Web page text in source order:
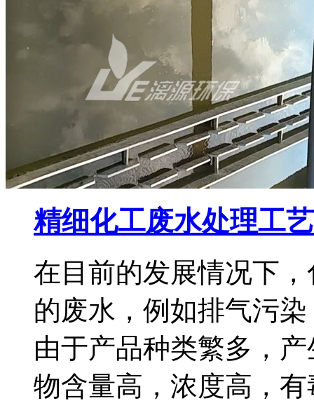
精细化工废水处理工艺
在目前的发展情况下
的废水，例如排气污
由于产品种类繁多，
物含量高，浓度高，